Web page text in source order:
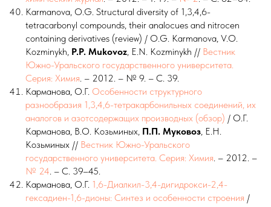
Karmanova, O.G. Structural diversity of 1,3,4,6-
tetracarbonyl compounds, their analocues and nitrocen
containing derivatives (review) / O.G. Karmanova, V.O.
Kozminykh, P.P. Mukovoz, E.N. Kozminykh // Вестник
Южно-Уральского государственного университета.
Серия: Химия. – 2012. – № 9. – С. 39.
Карманова, О.Г. Особенности структурного
разнообразия 1,3,4,6-тетракарбонильных соединений, их
аналогов и азотсодержащих производных (обзор) / О.Г.
Карманова, В.О. Козьминых, П.П. Муковоз, Е.Н.
Козьминых // Вестник Южно-Уральского
государственного университета. Серия: Химия. – 2012. –
№ 24. – С. 39–45.
Карманова, О.Г. 1,6-Диалкил-3,4-дигидрокси-2,4-
гексадиен-1,6-дионы: Синтез и особенности строения /